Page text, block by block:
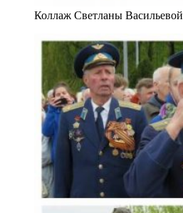
Коллаж Светланы Васильевой